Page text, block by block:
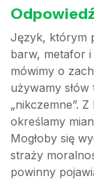
Język, którym
barw, metafor i
mówimy o
używamy słów
„nikczemne”.
określamy
Mogłoby się
straży
powinny